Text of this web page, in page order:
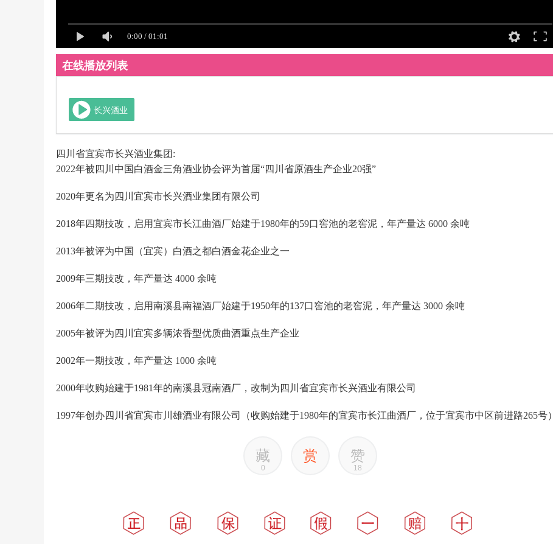
在线播放列表
长兴酒业
四川省宜宾市长兴酒业集团:
2022年被四川中国白酒金三角酒业协会评为首届“四川省原酒生产企业20强”
2020年更名为四川宜宾市长兴酒业集团有限公司
2018年四期技改，启用宜宾市长江曲酒厂始建于1980年的59口窖池的老窖泥，年产量达 6000 余吨
2013年被评为中国（宜宾）白酒之都白酒金花企业之一
2009年三期技改，年产量达 4000 余吨
2006年二期技改，启用南溪县南福酒厂始建于1950年的137口窖池的老窖泥，年产量达 3000 余吨
2005年被评为四川宜宾多辆浓香型优质曲酒重点生产企业
2002年一期技改，年产量达 1000 余吨
2000年收购始建于1981年的南溪县冠南酒厂，改制为四川省宜宾市长兴酒业有限公司
1997年创办四川省宜宾市川雄酒业有限公司（收购始建于1980年的宜宾市长江曲酒厂，位于宜宾市中区前进路265号）
藏
0
赏 赞
18